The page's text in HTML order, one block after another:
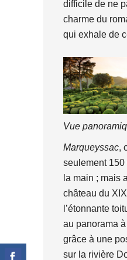
difficile de ne
charme du
qui exhale de
Vue
Marqueyssac,
seulement
la main ; mais
château du
l’étonnante
au panorama
grâce à une
sur la rivière